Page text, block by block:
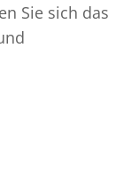
Sie sich das